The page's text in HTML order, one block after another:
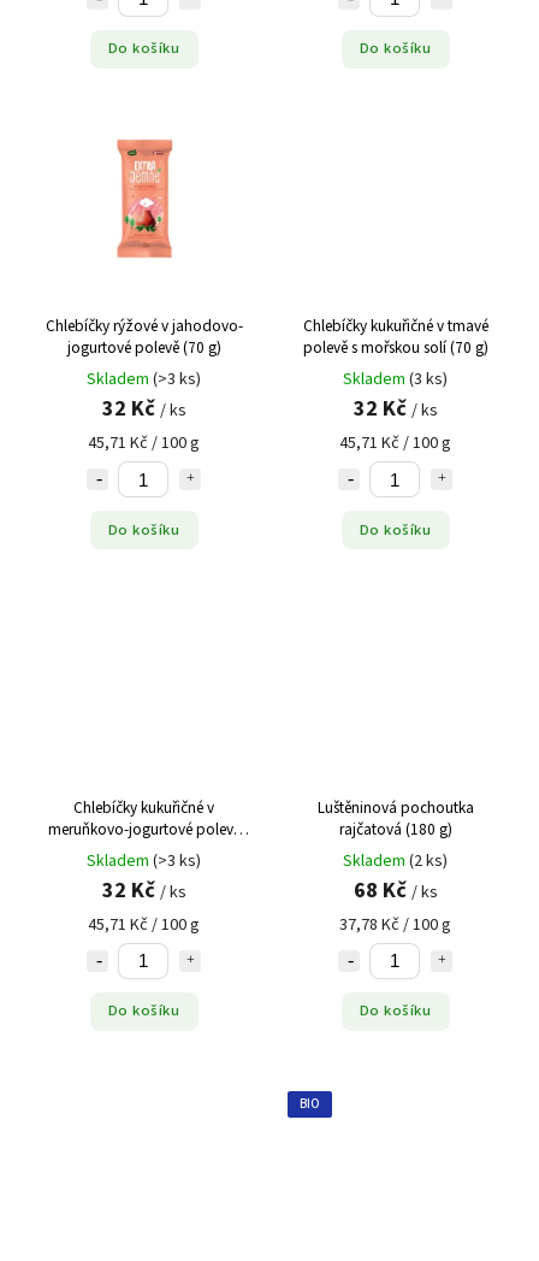
Do košíku Do košíku
Chlebíčky rýžové v jahodovo-
jogurtové polevě (70 g)
Skladem (>3 ks)
32 Kč / ks
45,71 Kč / 100 g
Do košíku
Chlebíčky kukuřičné v tmavé
polevě s mořskou solí (70 g)
Skladem (3 ks)
32 Kč / ks
45,71 Kč / 100 g
Do košíku
Chlebíčky kukuřičné v
meruňkovo-jogurtové polevě
(70 g)
Skladem (>3 ks)
32 Kč / ks
45,71 Kč / 100 g
Do košíku
Luštěninová pochoutka
rajčatová (180 g)
Skladem (2 ks)
68 Kč / ks
37,78 Kč / 100 g
Do košíku
BIO